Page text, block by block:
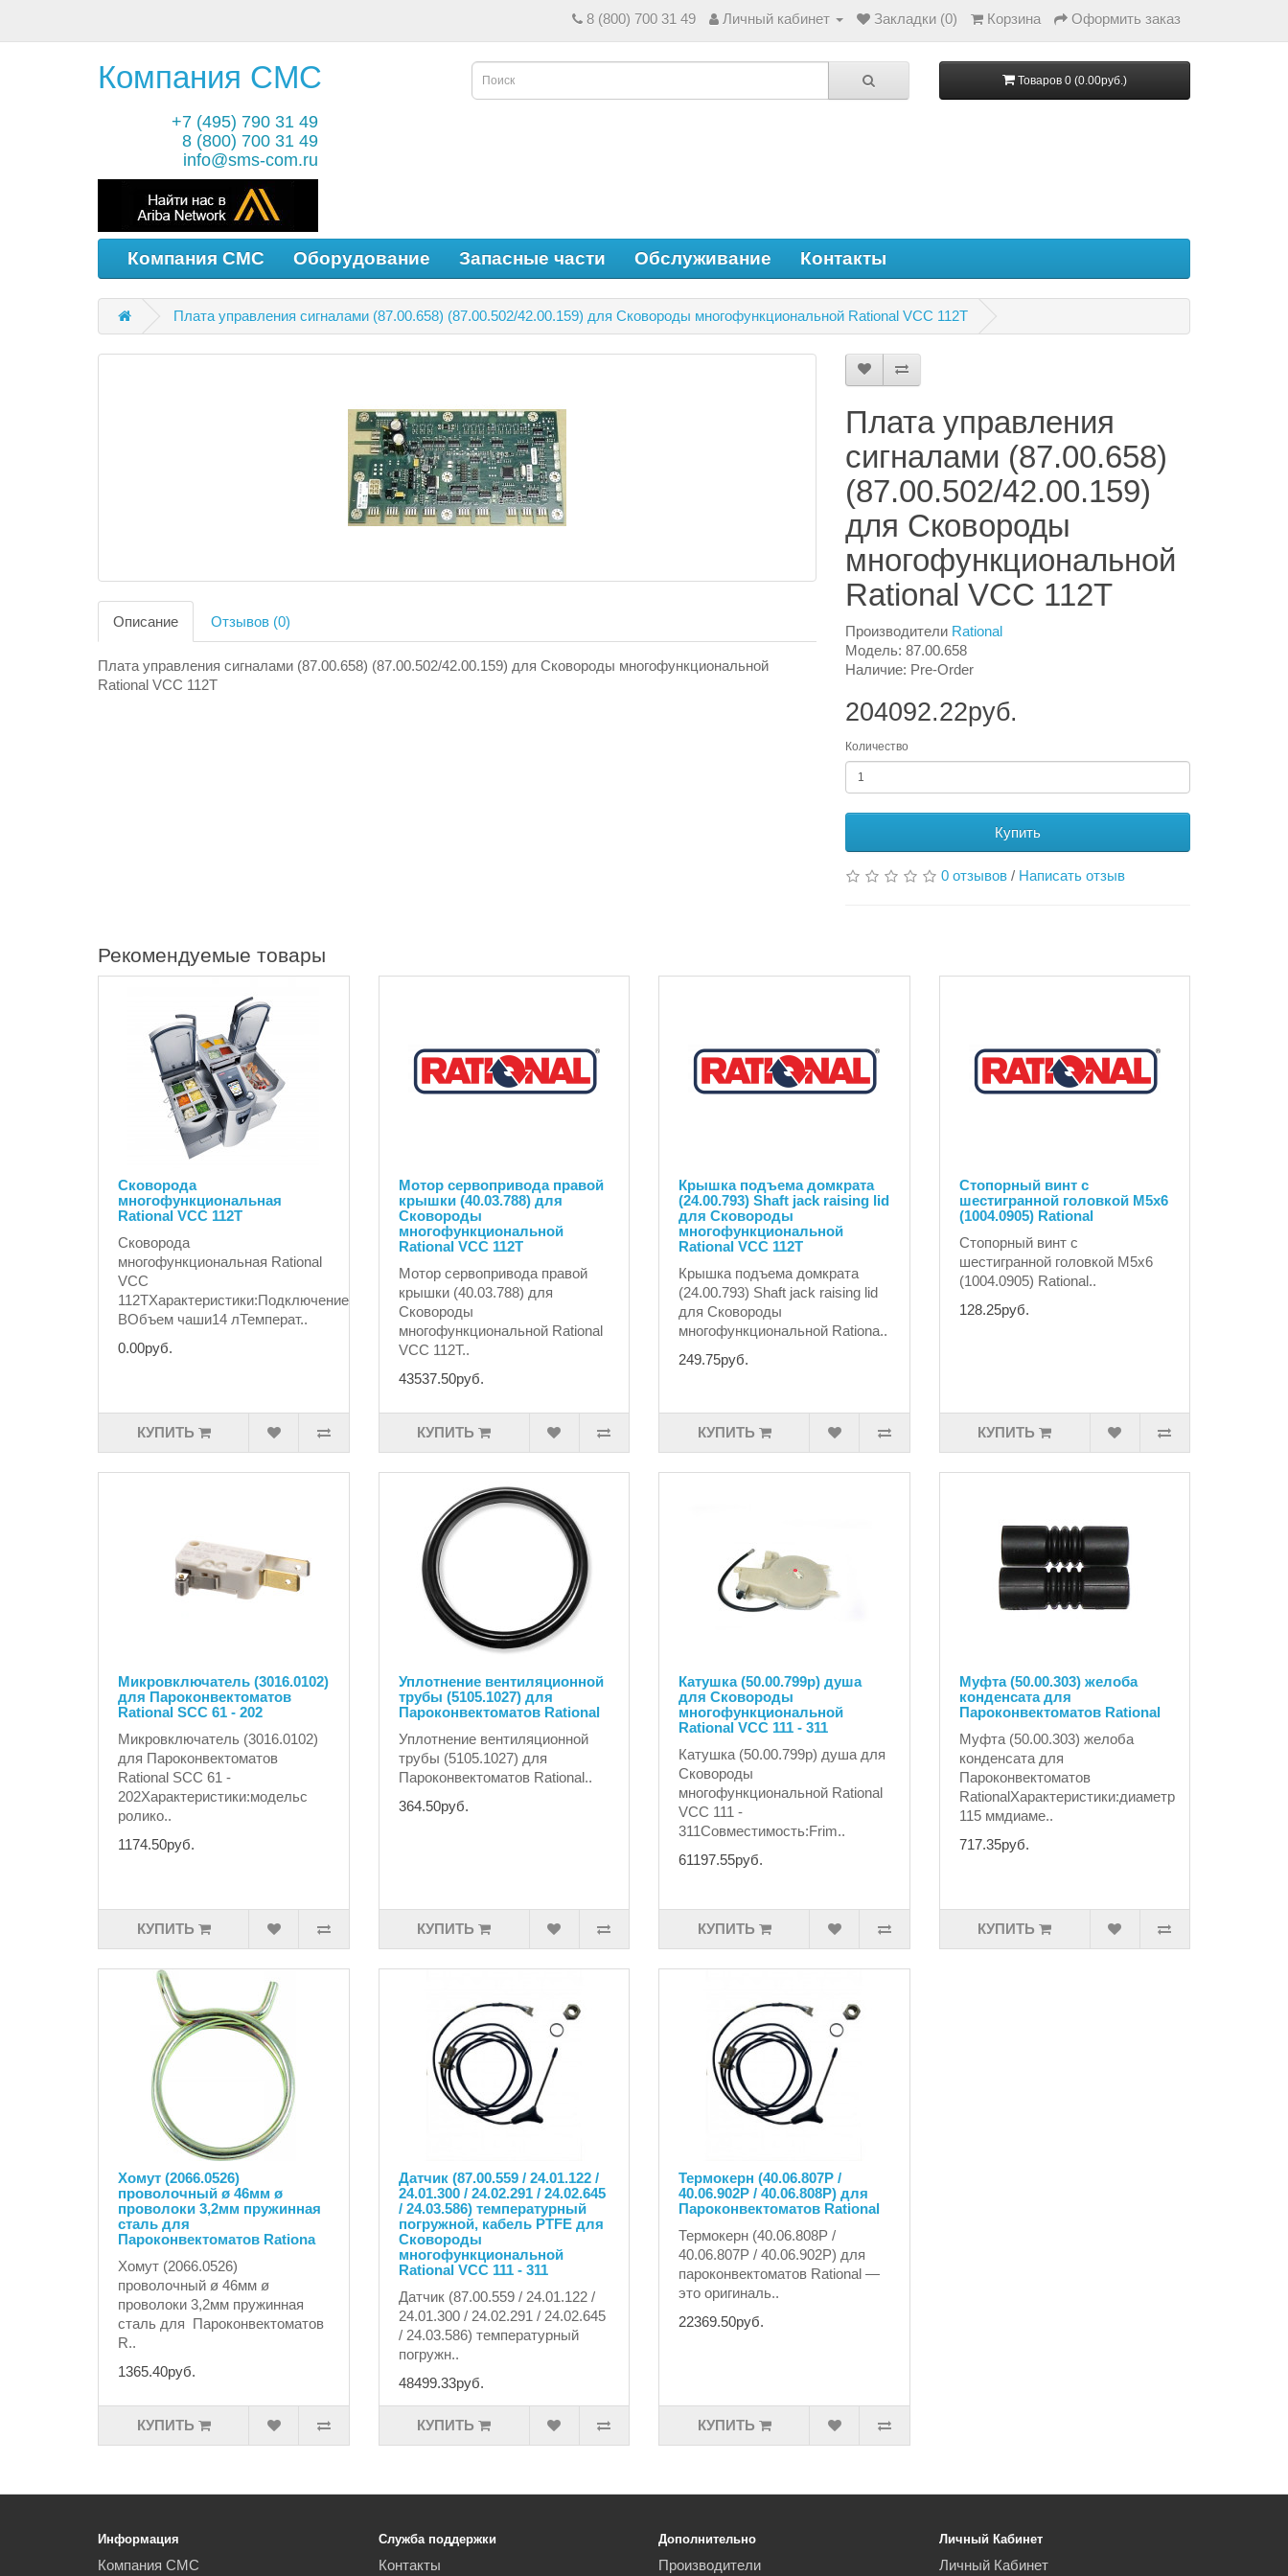
8 (800) 700 31 49 Личный кабинет Закладки (0) Корзина Оформить заказ
Компания СМС
+7 (495) 790 31 49
8 (800) 700 31 49
info@sms-com.ru
Товаров 0 (0.00руб.)
Компания СМС Оборудование Запасные части Обслуживание Контакты
Плата управления сигналами (87.00.658) (87.00.502/42.00.159) для Сковороды многофункциональной Rational VCC 112T
Описание Отзывов (0)
Плата управления сигналами (87.00.658) (87.00.502/42.00.159) для Сковороды многофункциональной
Rational VCC 112T
Плата управления
сигналами (87.00.658)
(87.00.502/42.00.159)
для Сковороды
многофункциональной
Rational VCC 112T
Производители Rational
Модель: 87.00.658
Наличие: Pre-Order
204092.22руб.
Количество
Купить
0 отзывов / Написать отзыв
Рекомендуемые товары
Сковорода
многофункциональная
Rational VCC 112T
Сковорода
многофункциональная Rational
VCC
112TХарактеристики:Подключение380
ВОбъем чаши14 лТемперат..
0.00руб.
КУПИТЬ
Мотор сервопривода правой
крышки (40.03.788) для
Сковороды
многофункциональной
Rational VCC 112T
Мотор сервопривода правой
крышки (40.03.788) для
Сковороды
многофункциональной Rational
VCC 112T..
43537.50руб.
КУПИТЬ
Крышка подъема домкрата
(24.00.793) Shaft jack raising lid
для Сковороды
многофункциональной
Rational VCC 112T
Крышка подъема домкрата
(24.00.793) Shaft jack raising lid
для Сковороды
многофункциональной Rationa..
249.75руб.
КУПИТЬ
Стопорный винт с
шестигранной головкой М5х6
(1004.0905) Rational
Стопорный винт с
шестигранной головкой М5х6
(1004.0905) Rational..
128.25руб.
КУПИТЬ
Микровключатель (3016.0102)
для Пароконвектоматов
Rational SCC 61 - 202
Микровключатель (3016.0102)
для Пароконвектоматов
Rational SCC 61 -
202Характеристики:модельс
ролико..
1174.50руб.
КУПИТЬ
Уплотнение вентиляционной
трубы (5105.1027) для
Пароконвектоматов Rational
Уплотнение вентиляционной
трубы (5105.1027) для
Пароконвектоматов Rational..
364.50руб.
КУПИТЬ
Катушка (50.00.799p) душа
для Сковороды
многофункциональной
Rational VCC 111 - 311
Катушка (50.00.799p) душа для
Сковороды
многофункциональной Rational
VCC 111 -
311Совместимость:Frim..
61197.55руб.
КУПИТЬ
Муфта (50.00.303) желоба
конденсата для
Пароконвектоматов Rational
Муфта (50.00.303) желоба
конденсата для
Пароконвектоматов
RationalХарактеристики:диаметр
115 ммдиаме..
717.35руб.
КУПИТЬ
Хомут (2066.0526)
проволочный ø 46мм ø
проволоки 3,2мм пружинная
сталь для
Пароконвектоматов Rationa
Хомут (2066.0526)
проволочный ø 46мм ø
проволоки 3,2мм пружинная
сталь для Пароконвектоматов
R..
1365.40руб.
КУПИТЬ
Датчик (87.00.559 / 24.01.122 /
24.01.300 / 24.02.291 / 24.02.645
/ 24.03.586) температурный
погружной, кабель PTFE для
Сковороды
многофункциональной
Rational VCC 111 - 311
Датчик (87.00.559 / 24.01.122 /
24.01.300 / 24.02.291 / 24.02.645
/ 24.03.586) температурный
погружн..
48499.33руб.
КУПИТЬ
Термокерн (40.06.807P /
40.06.902P / 40.06.808P) для
Пароконвектоматов Rational
Термокерн (40.06.808P /
40.06.807P / 40.06.902P) для
пароконвектоматов Rational —
это оригиналь..
22369.50руб.
КУПИТЬ
Информация
Компания СМС
Служба поддержки
Контакты
Дополнительно
Производители
Личный Кабинет
Личный Кабинет